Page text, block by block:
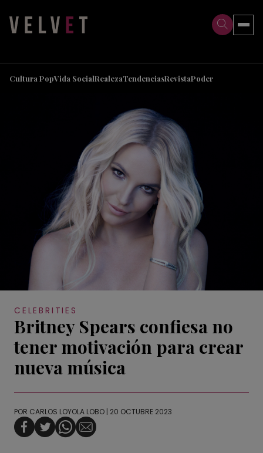
Cultura PopVida SocialRealezaTendenciasRevistaPoder
CELEBRITIES
Britney Spears confiesa no
tener motivación para crear
nueva música
POR CARLOS LOYOLA LOBO | 20 OCTUBRE 2023